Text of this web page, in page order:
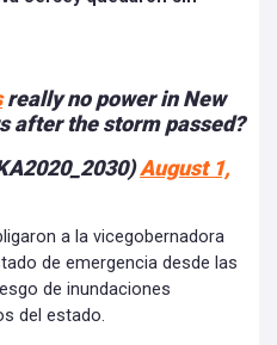
really no power in New
after the storm passed?
August 1,
a la vicegobernadora
de emergencia desde las
de inundaciones
del estado.